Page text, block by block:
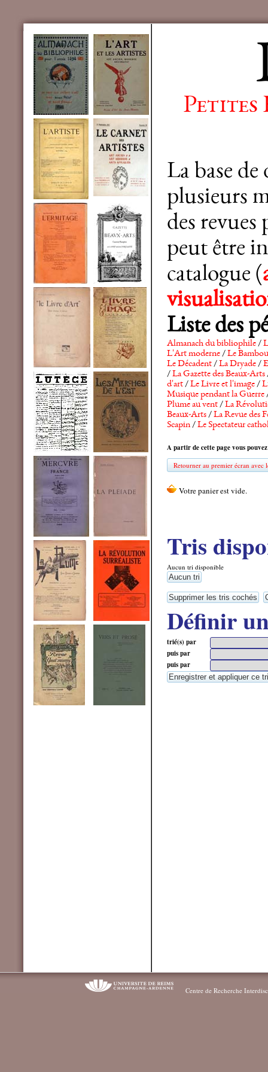
Petites
La base
plusieurs
des revues
peut être
catalogue (
Liste des
Almanach du bibliophile/
L'Art moderne/Le Bambou
Le Décadent/La Dryade/
/La Gazette des Beaux-Arts
d'art/Le Livre et l'image/
Musique pendant la Guerre
Plume au vent/La
Beaux-Arts/La Revue des
Scapin/Le Spectateur
A partir de cette page vous
Retourner au premier écran avec
Tris
Aucun tri disponible
Définir
trié(s) par
puis par
puis par
Centre de Recherche